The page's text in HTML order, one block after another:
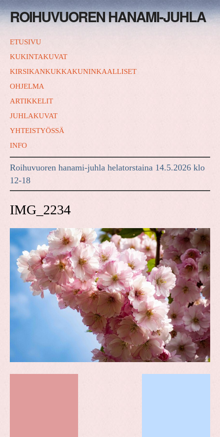
ROIHUVUOREN HANAMI-JUHLA
ETUSIVU
KUKINTAKUVAT
KIRSIKANKUKKAKUNINKAALLISET
OHJELMA
ARTIKKELIT
JUHLAKUVAT
YHTEISTYÖSSÄ
INFO
Roihuvuoren hanami-juhla helatorstaina 14.5.2026 klo
12-18
IMG_2234